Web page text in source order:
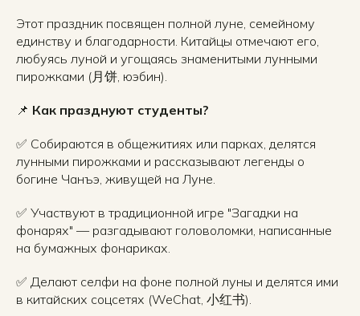
Этот праздник посвящен полной луне, семейному
единству и благодарности. Китайцы отмечают его,
любуясь луной и угощаясь знаменитыми лунными
пирожками (月饼, юэбин).
📌 Как празднуют студенты?
✅ Собираются в общежитиях или парках, делятся
лунными пирожками и рассказывают легенды о
богине Чанъэ, живущей на Луне.
✅ Участвуют в традиционной игре "Загадки на
фонарях" — разгадывают головоломки, написанные
на бумажных фонариках.
✅ Делают селфи на фоне полной луны и делятся ими
в китайских соцсетях (WeChat, 小红书).